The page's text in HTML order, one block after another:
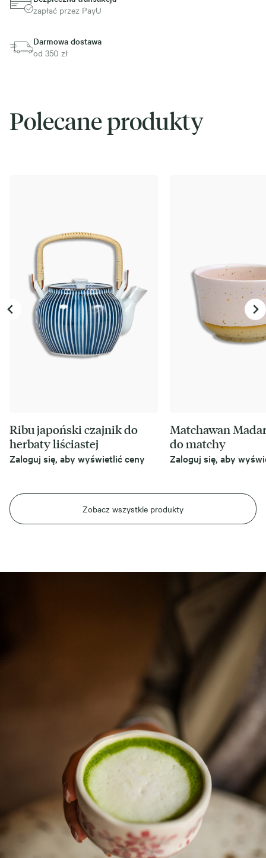
zapłać przez PayU
Darmowa dostawa
od 350 zł
Polecane produkty
Zobacz wszystkie produkty
Ribu japoński czajnik do
herbaty liściastej
Zaloguj się, aby wyświetlić ceny
Matchawan
do matchy
Zaloguj się, aby